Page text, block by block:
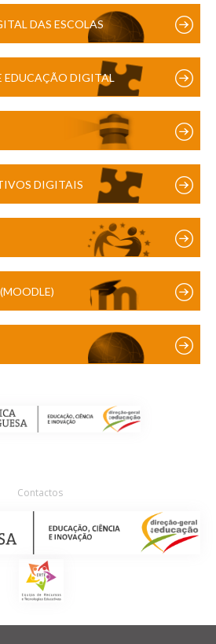
DAS ESCOLAS
EDUCAÇÃO DIGITAL
DIGITAIS
Contactos